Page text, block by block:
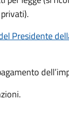
Presidente